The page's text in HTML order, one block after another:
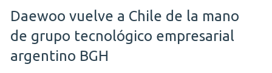
Daewoo vuelve a Chile de la mano
de grupo tecnológico empresarial
argentino BGH